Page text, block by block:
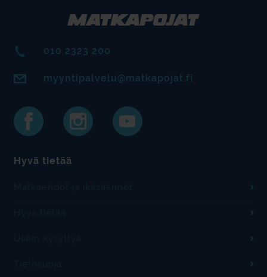
010 2323 200
myyntipalvelu@matkapojat.fi
Hyvä tietää